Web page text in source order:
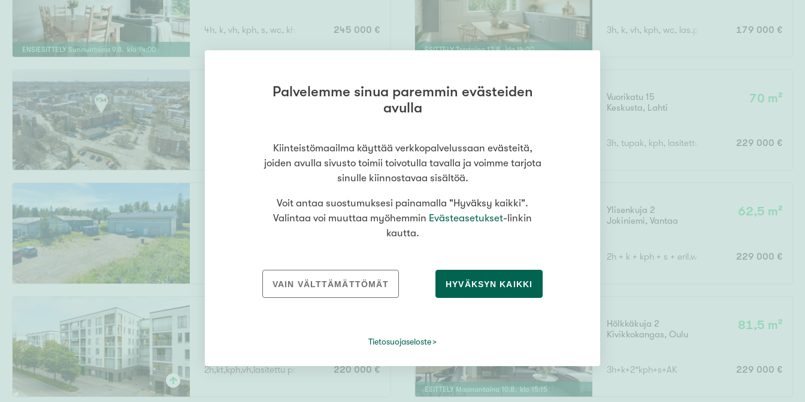
ENSIESITTELY Sunnuntaina 9.8. klo 14:00
4h, k, vh, kph, s, wc, khh, terassi, var245 000 €
ESITTELY Torstaina 13.8. klo14:30
3h, k, vh, kph, wc, las.p 179 000 €
55,5 m²
89 000 €
Vuorikatu 15
Keskusta, Lahti
70 m²
3h, tupak, kph, lasitettu patio, varasto229 000 €
Järvenpää
250 m²
Ylisenkuja 2
Jokiniemi,Vantaa
62,5 m²
2h + k + kph + s + eril.w + vh + kat.ter.229 000 €
2h,kt,kph,vh,lasitettu parveke 220 000 €
ESITTELY Maanantaina 10.8. klo 15:15
Hölkkäkuja 2
Kivikkokangas, Oulu
81,5 m²
3h+k+2*kph+s+AK 229 000 €
Palvelemme sinua paremmin evästeiden
avulla
Kiinteistömaailma käyttää verkkopalvelussaan evästeitä,
joiden avulla sivusto toimii toivotulla tavalla ja voimme tarjota
sinulle kiinnostavaa sisältöä.
Voit antaa suostumuksesi painamalla "Hyväksy kaikki".
Valintaa voi muuttaa myöhemmin Evästeasetukset-linkin
kautta.
VAIN VÄLTTÄMÄTTÖMÄT HYVÄKSYN KAIKKI
Tietosuojaseloste